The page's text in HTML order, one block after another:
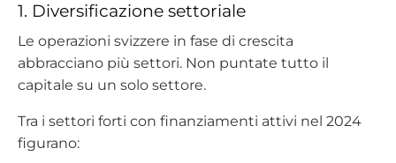
1. Diversificazione settoriale
Le operazioni svizzere in fase di crescita
abbracciano più settori. Non puntate tutto il
capitale su un solo settore.
Tra i settori forti con finanziamenti attivi nel 2024
figurano: